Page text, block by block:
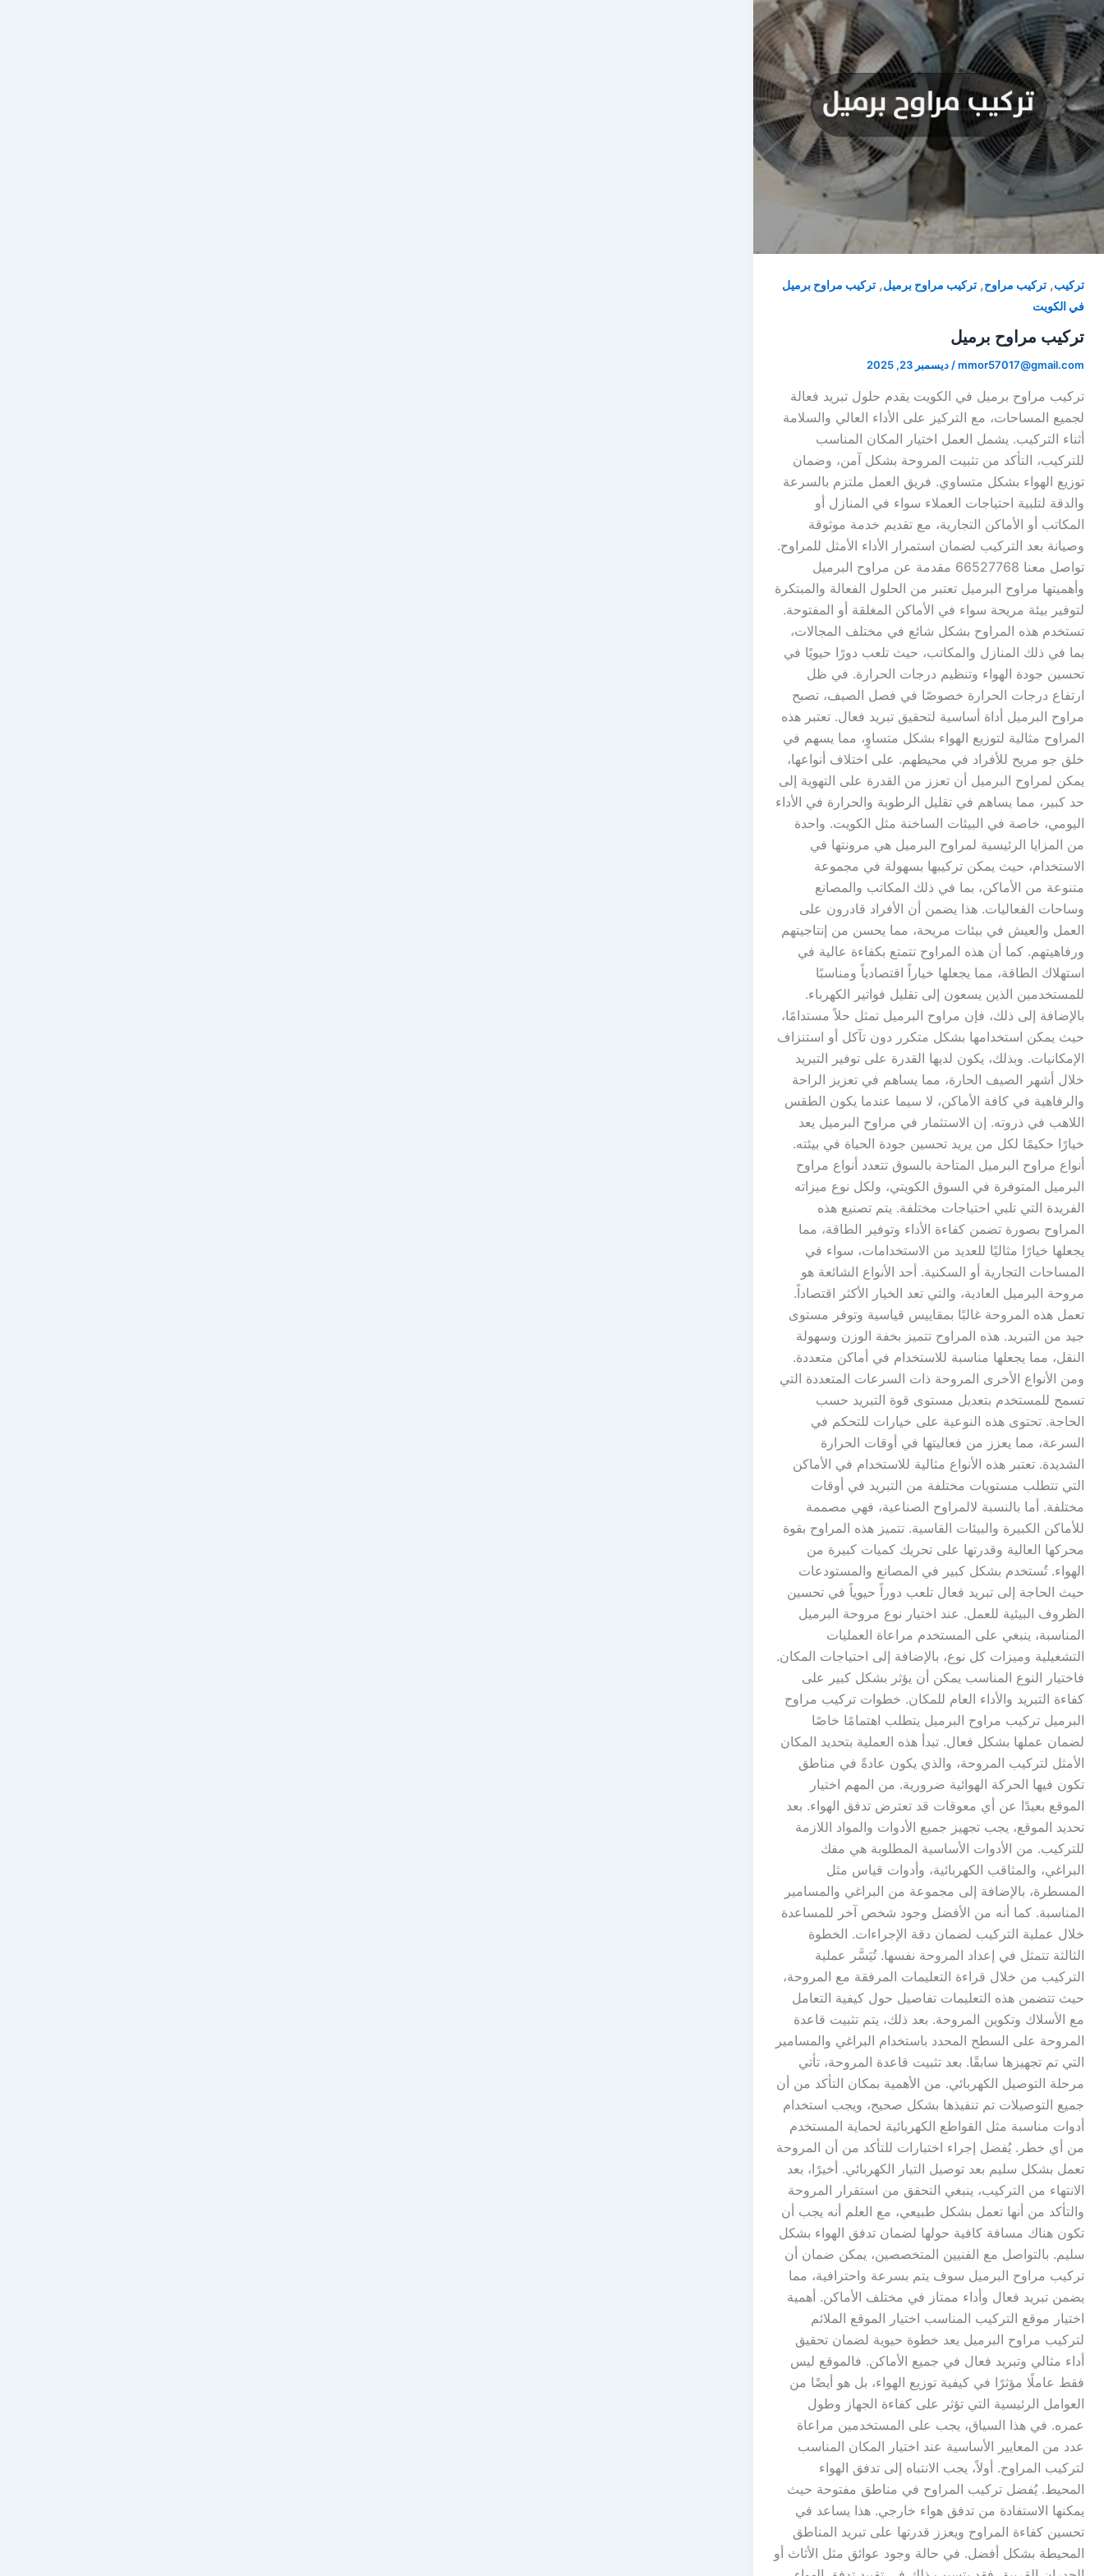
تركيب, تركيب مراوح, تركيب مراوح برميل, تركيب مراوح برميل
في الكويت
تركيب مراوح برميل
mmor57017@gmail.com
/ديسمبر 23, 2025
تركيب مراوح برميل في الكويت يقدم حلول تبريد فعالة
لجميع المساحات، مع التركيز على الأداء العالي والسلامة
أثناء التركيب. يشمل العمل اختيار المكان المناسب
للتركيب، التأكد من تثبيت المروحة بشكل آمن، وضمان
توزيع الهواء بشكل متساوي. فريق العمل ملتزم بالسرعة
والدقة لتلبية احتياجات العملاء سواء في المنازل أو
المكاتب أو الأماكن التجارية، مع تقديم خدمة موثوقة
وصيانة بعد التركيب لضمان استمرار الأداء الأمثل للمراوح.
تواصل معنا 66527768 مقدمة عن مراوح البرميل
وأهميتها مراوح البرميل تعتبر من الحلول الفعالة والمبتكرة
لتوفير بيئة مريحة سواء في الأماكن المغلقة أو المفتوحة.
تستخدم هذه المراوح بشكل شائع في مختلف المجالات،
بما في ذلك المنازل والمكاتب، حيث تلعب دورًا حيويًا في
تحسين جودة الهواء وتنظيم درجات الحرارة. في ظل
ارتفاع درجات الحرارة خصوصًا في فصل الصيف، تصبح
مراوح البرميل أداة أساسية لتحقيق تبريد فعال. تعتبر هذه
المراوح مثالية لتوزيع الهواء بشكل متساوٍ، مما يسهم في
خلق جو مريح للأفراد في محيطهم. على اختلاف أنواعها،
يمكن لمراوح البرميل أن تعزز من القدرة على التهوية إلى
حد كبير، مما يساهم في تقليل الرطوبة والحرارة في الأداء
اليومي، خاصة في البيئات الساخنة مثل الكويت. واحدة
من المزايا الرئيسية لمراوح البرميل هي مرونتها في
الاستخدام، حيث يمكن تركيبها بسهولة في مجموعة
متنوعة من الأماكن، بما في ذلك المكاتب والمصانع
وساحات الفعاليات. هذا يضمن أن الأفراد قادرون على
العمل والعيش في بيئات مريحة، مما يحسن من إنتاجيتهم
ورفاهيتهم. كما أن هذه المراوح تتمتع بكفاءة عالية في
استهلاك الطاقة، مما يجعلها خياراً اقتصادياً ومناسبًا
للمستخدمين الذين يسعون إلى تقليل فواتير الكهرباء.
بالإضافة إلى ذلك، فإن مراوح البرميل تمثل حلاً مستدامًا،
حيث يمكن استخدامها بشكل متكرر دون تآكل أو استنزاف
الإمكانيات. وبذلك، يكون لديها القدرة على توفير التبريد
خلال أشهر الصيف الحارة، مما يساهم في تعزيز الراحة
والرفاهية في كافة الأماكن، لا سيما عندما يكون الطقس
اللاهب في ذروته. إن الاستثمار في مراوح البرميل يعد
خيارًا حكيمًا لكل من يريد تحسين جودة الحياة في بيئته.
أنواع مراوح البرميل المتاحة بالسوق تتعدد أنواع مراوح
البرميل المتوفرة في السوق الكويتي، ولكل نوع ميزاته
الفريدة التي تلبي احتياجات مختلفة. يتم تصنيع هذه
المراوح بصورة تضمن كفاءة الأداء وتوفير الطاقة، مما
يجعلها خيارًا مثاليًا للعديد من الاستخدامات، سواء في
المساحات التجارية أو السكنية. أحد الأنواع الشائعة هو
مروحة البرميل العادية، والتي تعد الخيار الأكثر اقتصاداً.
تعمل هذه المروحة غالبًا بمقاييس قياسية وتوفر مستوى
جيد من التبريد. هذه المراوح تتميز بخفة الوزن وسهولة
النقل، مما يجعلها مناسبة للاستخدام في أماكن متعددة.
ومن الأنواع الأخرى المروحة ذات السرعات المتعددة التي
تسمح للمستخدم بتعديل مستوى قوة التبريد حسب
الحاجة. تحتوى هذه النوعية على خيارات للتحكم في
السرعة، مما يعزز من فعاليتها في أوقات الحرارة
الشديدة. تعتبر هذه الأنواع مثالية للاستخدام في الأماكن
التي تتطلب مستويات مختلفة من التبريد في أوقات
مختلفة. أما بالنسبة لالمراوح الصناعية، فهي مصممة
للأماكن الكبيرة والبيئات القاسية. تتميز هذه المراوح بقوة
محركها العالية وقدرتها على تحريك كميات كبيرة من
الهواء. تُستخدم بشكل كبير في المصانع والمستودعات
حيث الحاجة إلى تبريد فعال تلعب دوراً حيوياً في تحسين
الظروف البيئية للعمل. عند اختيار نوع مروحة البرميل
المناسبة، ينبغي على المستخدم مراعاة العمليات
التشغيلية وميزات كل نوع، بالإضافة إلى احتياجات المكان.
فاختيار النوع المناسب يمكن أن يؤثر بشكل كبير على
كفاءة التبريد والأداء العام للمكان. خطوات تركيب مراوح
البرميل تركيب مراوح البرميل يتطلب اهتمامًا خاصًا
لضمان عملها بشكل فعال. تبدأ هذه العملية بتحديد المكان
الأمثل لتركيب المروحة، والذي يكون عادةً في مناطق
تكون فيها الحركة الهوائية ضرورية. من المهم اختيار
الموقع بعيدًا عن أي معوقات قد تعترض تدفق الهواء. بعد
تحديد الموقع، يجب تجهيز جميع الأدوات والمواد اللازمة
للتركيب. من الأدوات الأساسية المطلوبة هي مفك
البراغي، والمثاقب الكهربائية، وأدوات قياس مثل
المسطرة، بالإضافة إلى مجموعة من البراغي والمسامير
المناسبة. كما أنه من الأفضل وجود شخص آخر للمساعدة
خلال عملية التركيب لضمان دقة الإجراءات. الخطوة
الثالثة تتمثل في إعداد المروحة نفسها. تُيَسَّر عملية
التركيب من خلال قراءة التعليمات المرفقة مع المروحة،
حيث تتضمن هذه التعليمات تفاصيل حول كيفية التعامل
مع الأسلاك وتكوين المروحة. بعد ذلك، يتم تثبيت قاعدة
المروحة على السطح المحدد باستخدام البراغي والمسامير
التي تم تجهيزها سابقًا. بعد تثبيت قاعدة المروحة، تأتي
مرحلة التوصيل الكهربائي. من الأهمية بمكان التأكد من أن
جميع التوصيلات تم تنفيذها بشكل صحيح، ويجب استخدام
أدوات مناسبة مثل القواطع الكهربائية لحماية المستخدم
من أي خطر. يُفضل إجراء اختبارات للتأكد من أن المروحة
تعمل بشكل سليم بعد توصيل التيار الكهربائي. أخيرًا، بعد
الانتهاء من التركيب، ينبغي التحقق من استقرار المروحة
والتأكد من أنها تعمل بشكل طبيعي، مع العلم أنه يجب أن
تكون هناك مسافة كافية حولها لضمان تدفق الهواء بشكل
سليم. بالتواصل مع الفنيين المتخصصين، يمكن ضمان أن
تركيب مراوح البرميل سوف يتم بسرعة واحترافية، مما
يضمن تبريد فعال وأداء ممتاز في مختلف الأماكن. أهمية
اختيار موقع التركيب المناسب اختيار الموقع الملائم
لتركيب مراوح البرميل يعد خطوة حيوية لضمان تحقيق
أداء مثالي وتبريد فعال في جميع الأماكن. فالموقع ليس
فقط عاملًا مؤثرًا في كيفية توزيع الهواء، بل هو أيضًا من
العوامل الرئيسية التي تؤثر على كفاءة الجهاز وطول
عمره. في هذا السياق، يجب على المستخدمين مراعاة
عدد من المعايير الأساسية عند اختيار المكان المناسب
لتركيب المراوح. أولاً، يجب الانتباه إلى تدفق الهواء
المحيط. يُفضل تركيب المراوح في مناطق مفتوحة حيث
يمكنها الاستفادة من تدفق هواء خارجي. هذا يساعد في
تحسين كفاءة المراوح ويعزز قدرتها على تبريد المناطق
المحيطة بشكل أفضل. في حالة وجود عوائق مثل الأثاث أو